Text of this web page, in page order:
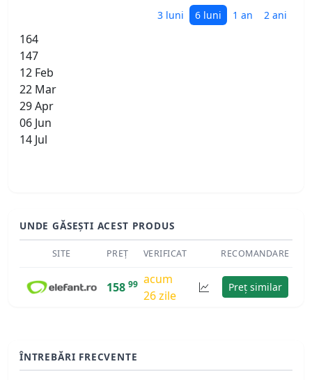
3 luni 6 luni 1 an 2 ani
164
147
12 Feb
22 Mar
29 Apr
06 Jun
14 Jul
UNDE GĂSEȘTI ACEST PRODUS
SITE PREȚ VERIFICAT RECOMANDARE
158 99 acum
26 zile
Preț similar
ÎNTREBĂRI FRECVENTE